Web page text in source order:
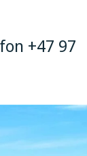
+47 97